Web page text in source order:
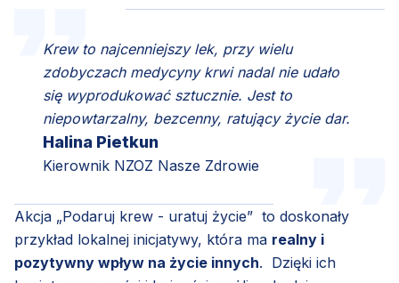
Krew to najcenniejszy lek, przy wielu
zdobyczach medycyny krwi nadal nie udało
się wyprodukować sztucznie. Jest to
niepowtarzalny, bezcenny, ratujący życie dar.
Halina Pietkun
Kierownik NZOZ Nasze Zdrowie
Akcja „Podaruj krew - uratuj życie” to doskonały
przykład lokalnej inicjatywy, która ma realny i
pozytywny wpływ na życie innych. Dzięki ich